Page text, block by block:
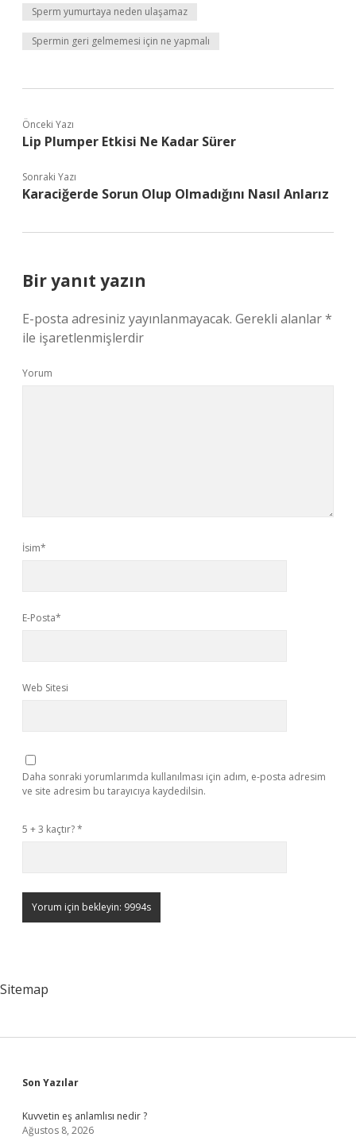
Sperm yumurtaya neden ulaşamaz
Spermin geri gelmemesi için ne yapmalı
Önceki Yazı
Lip Plumper Etkisi Ne Kadar Sürer
Sonraki Yazı
Karaciğerde Sorun Olup Olmadığını Nasıl Anlarız
Bir yanıt yazın
E-posta adresiniz yayınlanmayacak. Gerekli alanlar*
ile işaretlenmişlerdir
Yorum
İsim*
E-Posta*
Web Sitesi
Daha sonraki yorumlarımda kullanılması için adım, e-posta adresim
ve site adresim bu tarayıcıya kaydedilsin.
5 + 3 kaçtır?*
Sitemap
Sidebar
Son Yazılar
Kuvvetin eş anlamlısı nedir ?
Ağustos 8, 2026